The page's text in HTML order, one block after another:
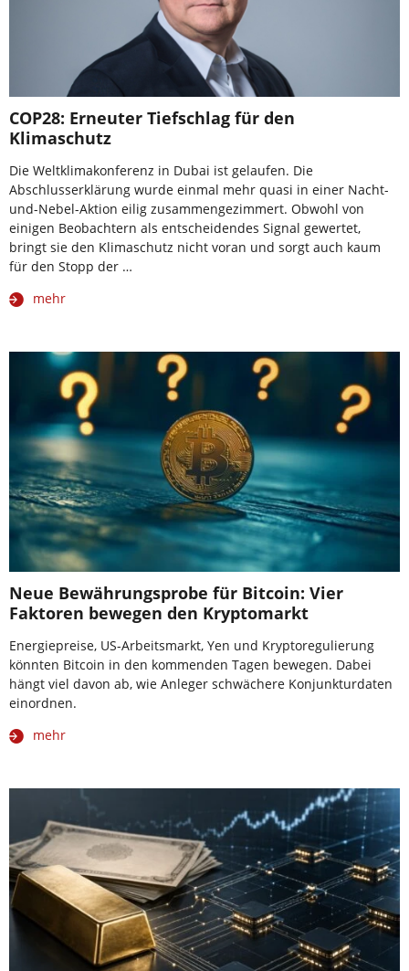
COP28: Erneuter Tiefschlag für den
Klimaschutz
Die Weltklimakonferenz in Dubai ist gelaufen. Die
Abschlusserklärung wurde einmal mehr quasi in einer Nacht-
und-Nebel-Aktion eilig zusammengezimmert. Obwohl von
einigen Beobachtern als entscheidendes Signal gewertet,
bringt sie den Klimaschutz nicht voran und sorgt auch kaum
für den Stopp der …
mehr
Neue Bewährungsprobe für Bitcoin: Vier
Faktoren bewegen den Kryptomarkt
Energiepreise, US-Arbeitsmarkt, Yen und Kryptoregulierung
könnten Bitcoin in den kommenden Tagen bewegen. Dabei
hängt viel davon ab, wie Anleger schwächere Konjunkturdaten
einordnen.
mehr